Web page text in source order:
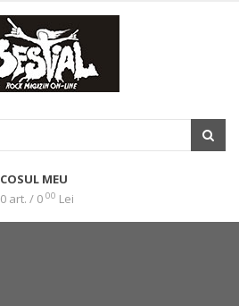
COSUL MEU
0 art. / 0 00 Lei